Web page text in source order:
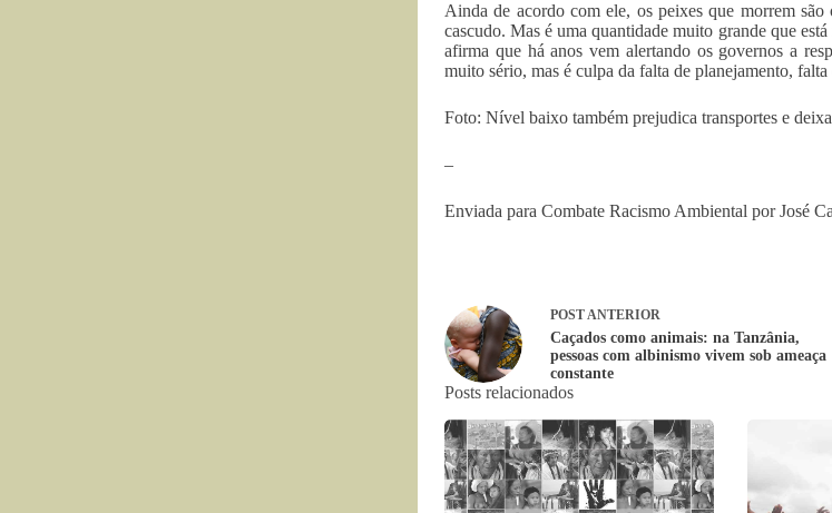
Ainda de acordo com ele, os peixes que morrem
cascudo. Mas é uma quantidade muito grande que
afirma que há anos vem alertando os governos a
muito sério, mas é culpa da falta de planejamento,
Foto: Nível baixo também prejudica transportes e
–
Enviada para Combate Racismo Ambiental por José
POSTANTERIOR
Caçados como animais: na Tanzânia,
pessoas com albinismo vivem sob ameaça
constante
Posts relacionados